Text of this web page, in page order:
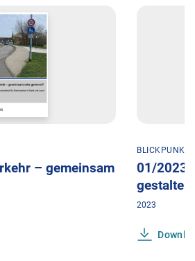
– gemeinsam
BLICKPUNKT
01/2023:
gestalten
2023